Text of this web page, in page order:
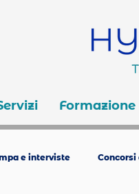
Formazione
e interviste Concorsi